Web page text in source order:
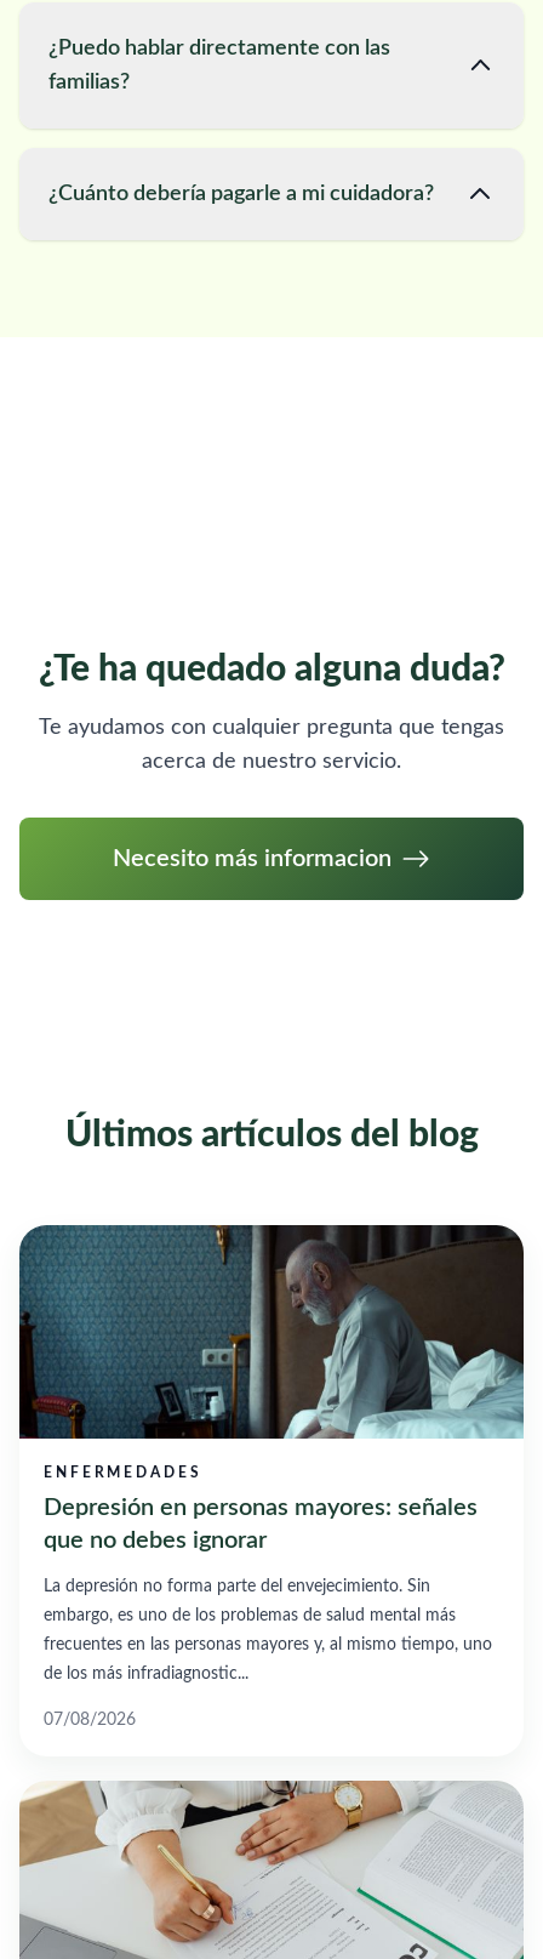
¿Puedo hablar directamente con las
familias?
¿Cuánto debería pagarle a mi cuidadora?
¿Te ha quedado alguna duda?
Te ayudamos con cualquier pregunta que tengas
acerca de nuestro servicio.
Necesito más informacion
Últimos artículos del blog
ENFERMEDADES
Depresión en personas mayores: señales
que no debes ignorar
La depresión no forma parte del envejecimiento. Sin
embargo, es uno de los problemas de salud mental más
frecuentes en las personas mayores y, al mismo tiempo, uno
de los más infradiagnostic...
07/08/2026